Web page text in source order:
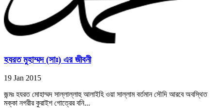
হযরত মুহাম্মদ (সাঃ) এর জীবনী
19 Jan 2015
জন্মঃ হযরত মোহাম্মদ সাল্লাল্লাহু আলাইহি ওয়া সাল্লাম বর্তমান সৌদি আরবে অবস্থিত
মক্কা নগরীর কুরাইশ গোত্রের বনি...